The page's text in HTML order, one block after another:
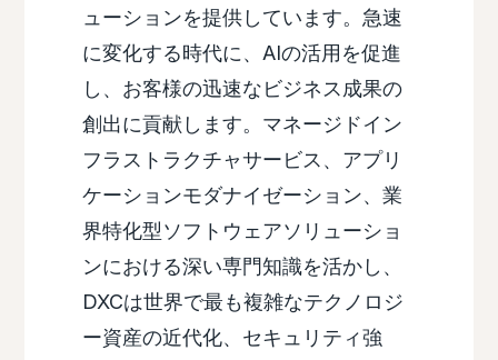
ューションを提供しています。急速
に変化する時代に、AIの活用を促進
し、お客様の迅速なビジネス成果の
創出に貢献します。マネージドイン
フラストラクチャサービス、アプリ
ケーションモダナイゼーション、業
界特化型ソフトウェアソリューショ
ンにおける深い専門知識を活かし、
DXCは世界で最も複雑なテクノロジ
ー資産の近代化、セキュリティ強